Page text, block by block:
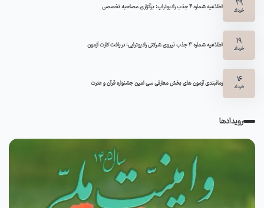
29
خرداد اطلاعیه شماره ۴ جذب رادیوتراپ: برگزاری مصاحبه تخصصی
19
خرداد اطلاعیه شماره 3 جذب نیروی شرکتی رادیوتراپی: دریافت کارت آزمون
16
خرداد زمانبندی آزمون های بخش معارفی سی امین جشنواره قرآن و عترت
رویدادها